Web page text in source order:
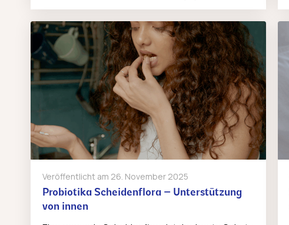
Veröffentlicht am 26. November 2025
Probiotika Scheidenflora – Unterstützung
von innen